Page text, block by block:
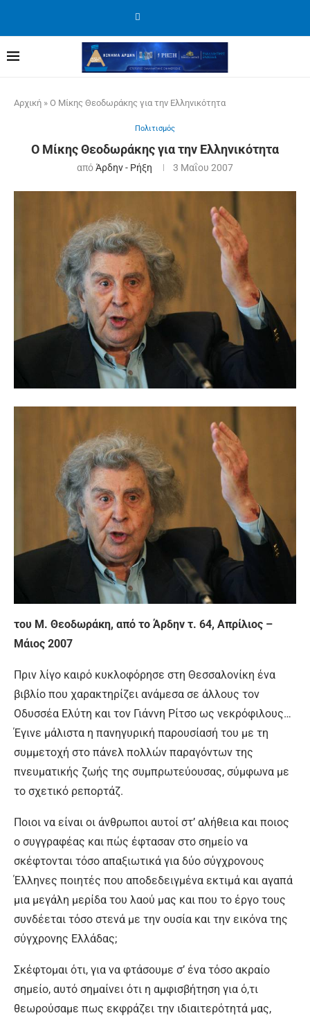
Αρχική » Ο Μίκης Θεοδωράκης για την Ελληνικότητα
Πολιτισμός
Ο Μίκης Θεοδωράκης για την Ελληνικότητα
απόΆρδην - Ρήξη 3 Μαΐου 2007
του Μ. Θεοδωράκη, από το Άρδην τ. 64, Απρίλιος –
Μάιος 2007
Πριν λίγο καιρό κυκλοφόρησε στη Θεσσαλονίκη ένα
βιβλίο που χαρακτηρίζει ανάμεσα σε άλλους τον
Οδυσσέα Ελύτη και τον Γιάννη Ρίτσο ως νεκρόφιλους…
Έγινε μάλιστα η πανηγυρική παρουσίασή του με τη
συμμετοχή στο πάνελ πολλών παραγόντων της
πνευματικής ζωής της συμπρωτεύουσας, σύμφωνα με
το σχετικό ρεπορτάζ.
Ποιοι να είναι οι άνθρωποι αυτοί στ’ αλήθεια και ποιος
ο συγγραφέας και πώς έφτασαν στο σημείο να
σκέφτονται τόσο απαξιωτικά για δύο σύγχρονους
Έλληνες ποιητές που αποδεδειγμένα εκτιμά και αγαπά
μια μεγάλη μερίδα του λαού μας και που το έργο τους
συνδέεται τόσο στενά με την ουσία και την εικόνα της
σύγχρονης Ελλάδας;
Σκέφτομαι ότι, για να φτάσουμε σ’ ένα τόσο ακραίο
σημείο, αυτό σημαίνει ότι η αμφισβήτηση για ό,τι
θεωρούσαμε πως εκφράζει την ιδιαιτερότητά μας,